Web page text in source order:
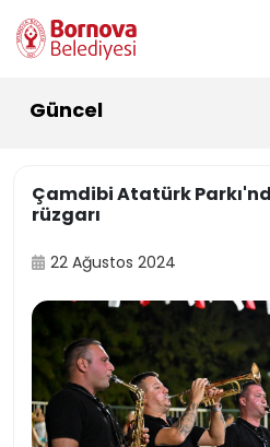
Güncel
Çamdibi Atatürk
rüzgarı
22 Ağustos 2024